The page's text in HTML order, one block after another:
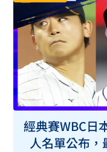
經典賽WBC日
人名單公布，